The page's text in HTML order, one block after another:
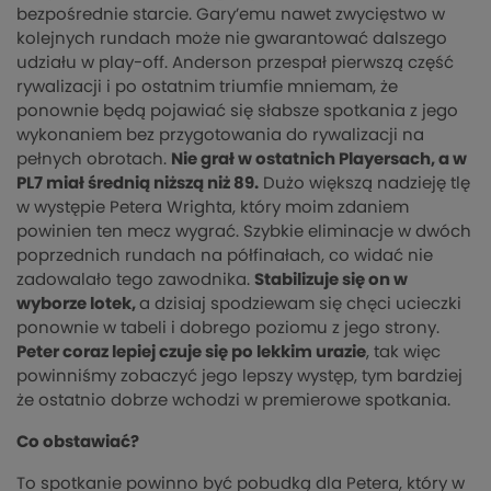
bezpośrednie starcie. Gary’emu nawet zwycięstwo w
kolejnych rundach może nie gwarantować dalszego
udziału w play-off. Anderson przespał pierwszą część
rywalizacji i po ostatnim triumfie mniemam, że
ponownie będą pojawiać się słabsze spotkania z jego
wykonaniem bez przygotowania do rywalizacji na
pełnych obrotach. Nie grał w ostatnich Playersach, a w
PL7 miał średnią niższą niż 89. Dużo większą nadzieję tlę
w występie Petera Wrighta, który moim zdaniem
powinien ten mecz wygrać. Szybkie eliminacje w dwóch
poprzednich rundach na półfinałach, co widać nie
zadowalało tego zawodnika. Stabilizuje się on w
wyborze lotek, a dzisiaj spodziewam się chęci ucieczki
ponownie w tabeli i dobrego poziomu z jego strony.
Peter coraz lepiej czuje się po lekkim urazie, tak więc
powinniśmy zobaczyć jego lepszy występ, tym bardziej
że ostatnio dobrze wchodzi w premierowe spotkania.
Co obstawiać?
To spotkanie powinno być pobudką dla Petera, który w